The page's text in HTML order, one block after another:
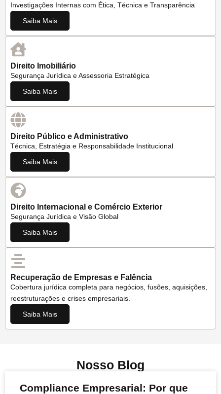
Investigações Internas com Ética, Técnica e Transparência
Saiba Mais
Direito Imobiliário
Segurança Jurídica e Assessoria Estratégica
Saiba Mais
Direito Público e Administrativo
Técnica, Estratégia e Responsabilidade Institucional
Saiba Mais
Direito Internacional e Comércio Exterior
Segurança Jurídica e Visão Global
Saiba Mais
Recuperação de Empresas e Falência
Cobertura jurídica completa para negócios, fusões, aquisições,
reestruturações e crises empresariais.
Saiba Mais
Nosso Blog
Compliance Empresarial: Por que